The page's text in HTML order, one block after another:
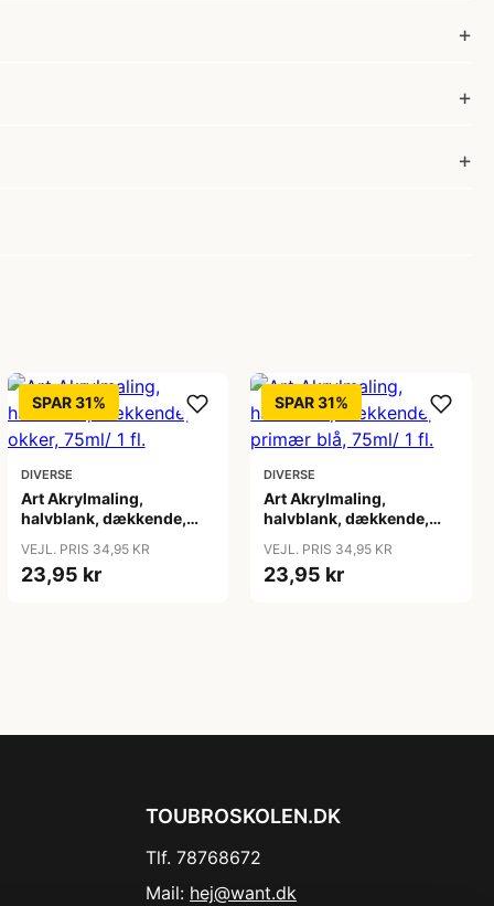
SPAR 31%
DIVERSE
Art Akrylmaling,
halvblank, dækkende,
VEJL. PRIS 34,95 KR
23,95 kr
SPAR 31%
DIVERSE
Art Akrylmaling,
halvblank, dækkende,
VEJL. PRIS 34,95 KR
23,95 kr
TOUBROSKOLEN.DK
Tlf. 78768672
Mail: hej@want.dk